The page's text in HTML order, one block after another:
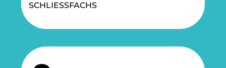
SCHLIESSFACHS